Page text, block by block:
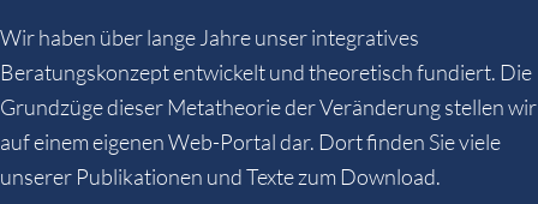
Wir haben über lange Jahre unser integratives
Beratungskonzept entwickelt und theoretisch fundiert. Die
Grundzüge dieser Metatheorie der Veränderung stellen wir
auf einem eigenen Web-Portal dar. Dort finden Sie viele
unserer Publikationen und Texte zum Download.